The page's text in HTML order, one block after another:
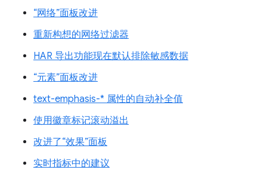
“网络”面板改进
重新构想的网络过滤器
HAR 导出功能现在默认排除敏感数据
“元素”面板改进
text-emphasis-* 属性的自动补全值
使用徽章标记滚动溢出
改进了“效果”面板
实时指标中的建议